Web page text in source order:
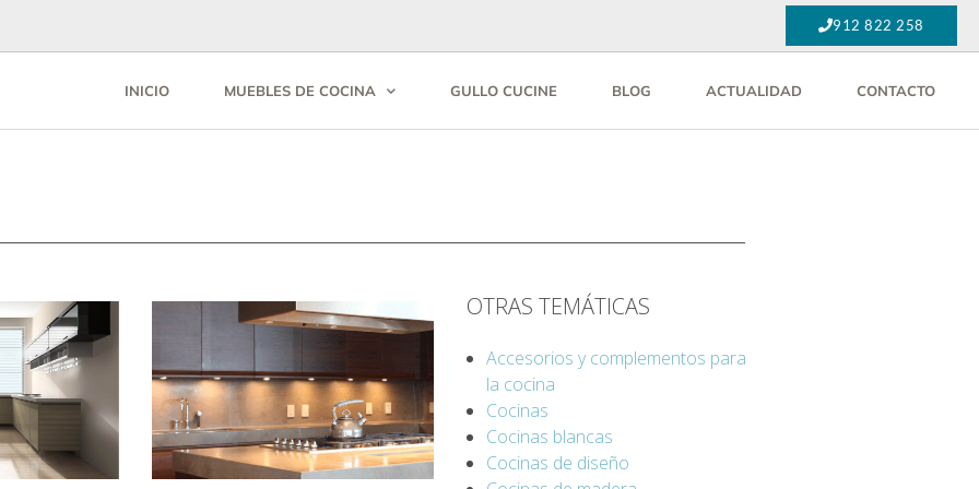
912 822 258
INICIO MUEBLES DE COCINA GULLO CUCINE BLOG ACTUALIDAD CONTACTO
OTRAS TEMÁTICAS
Accesorios y complementos para
la cocina
Cocinas
Cocinas blancas
Cocinas de diseño